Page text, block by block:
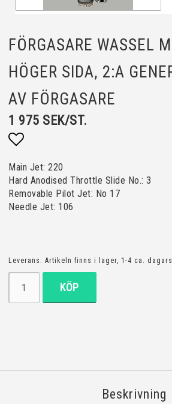
FÖRGASARE WASSEL
HÖGER SIDA, 2:A
AV FÖRGASARE
1 975 SEK/ST.
Lägg till i favoritlistan
Main Jet: 220
Hard Anodised Throttle Slide No.: 3
Removable Pilot Jet: No 17
Needle Jet: 106
Leverans: Artikeln finns i lager, 1-4 ca.
KÖP
Beskrivning